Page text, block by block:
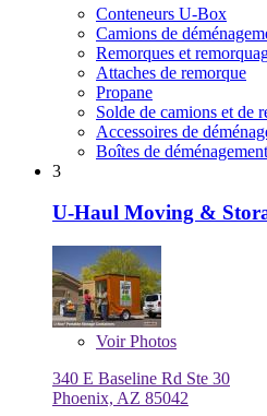
Conteneurs U-Box
Camions de
Remorques et
Attaches de remorque
Propane
Solde de camions et de
Accessoires de
Boîtes de
3
U-Haul Moving &
VoirPhotos
340 E Baseline Rd Ste 30
Phoenix, AZ 85042